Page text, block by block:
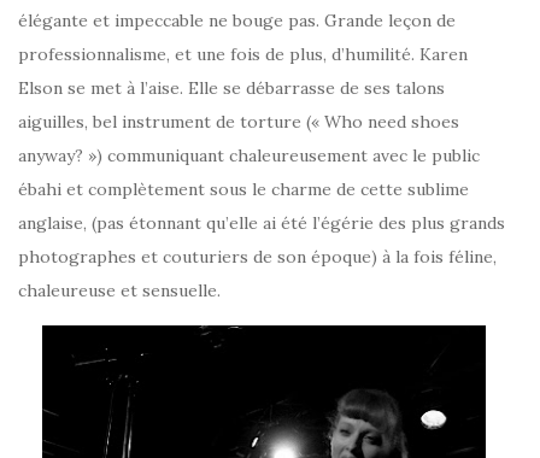
élégante et impeccable ne bouge pas. Grande leçon de
professionnalisme, et une fois de plus, d’humilité. Karen
Elson se met à l’aise. Elle se débarrasse de ses talons
aiguilles, bel instrument de torture (« Who need shoes
anyway? ») communiquant chaleureusement avec le public
ébahi et complètement sous le charme de cette sublime
anglaise, (pas étonnant qu’elle ai été l’égérie des plus grands
photographes et couturiers de son époque) à la fois féline,
chaleureuse et sensuelle.